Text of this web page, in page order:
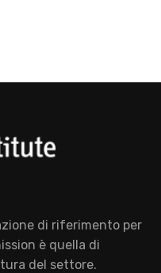
di riferimento per
è quella di
del settore.